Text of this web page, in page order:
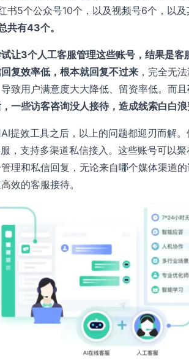
书5个公众号10个，以及视频号6个，以及
共有43个。
让3个人工客服管理这些账号，结果是客
复效率低，根本就回复不过来，完全无
致用户满意度大大降低、留资率低。而且
一些访客咨询没人接待，造成线索白白
提效工具之后，以上的问题都迎刃而解
，支持多渠道私信接入。这些账号可以
理和私信回复，无论来自哪个媒体渠道
效的客服接待。